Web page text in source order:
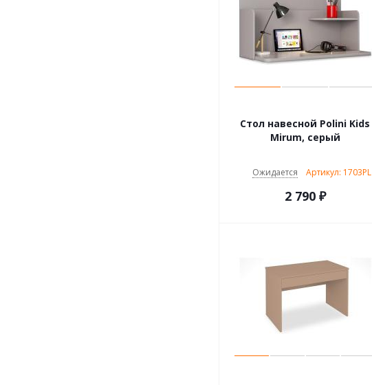
Стол навесной Polini Kids
Mirum, серый
Ожидается Артикул: 1703PL
2 790₽